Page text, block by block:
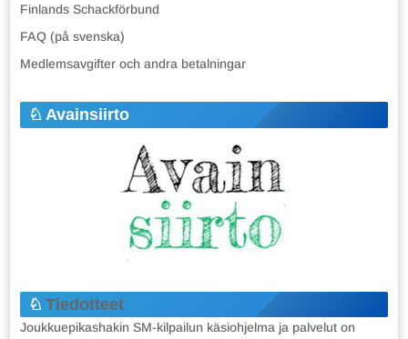
Finlands Schackförbund
FAQ (på svenska)
Medlemsavgifter och andra betalningar
Avainsiirto
Tiedotteet
Joukkuepikashakin SM-kilpailun käsiohjelma ja palvelut on